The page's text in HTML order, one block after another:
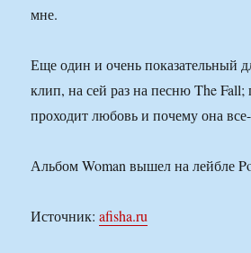
мне.
Еще один и очень показательный
клип, на сей раз на песню The Fall;
проходит любовь и почему она
Альбом Woman вышел на лейбле
Источник:afisha.ru